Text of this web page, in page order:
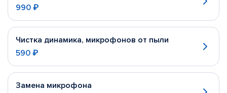
990 ₽
Чистка динамика, микрофонов от пыли
590 ₽
Замена микрофона